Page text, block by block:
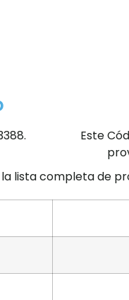
Este
lista completa de